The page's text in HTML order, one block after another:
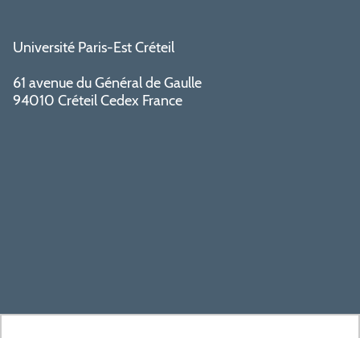
Université Paris-Est Créteil
61 avenue du Général de Gaulle
94010 Créteil Cedex France